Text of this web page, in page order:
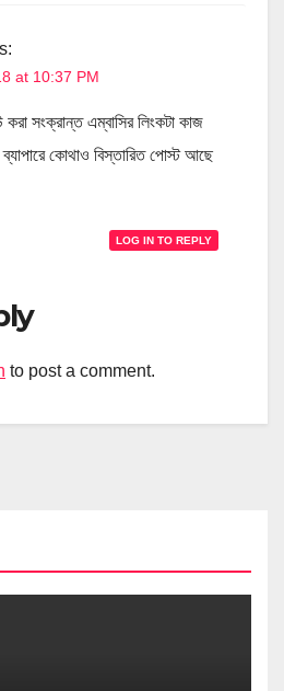
at 10:37 PM
সংক্রান্ত এম্বাসির লিংকটা কাজ
কোথাও বিস্তারিত পোস্ট আছে
LOG IN TO REPLY
to post a comment.